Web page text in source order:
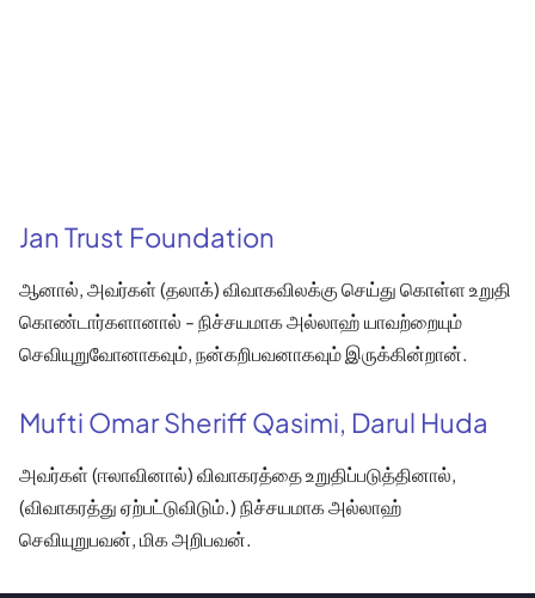
Jan Trust Foundation
ஆனால், அவர்கள் (தலாக்) விவாகவிலக்கு செய்து கொள்ள உறுதி
கொண்டார்களானால் - நிச்சயமாக அல்லாஹ் யாவற்றையும்
செவியுறுவோனாகவும், நன்கறிபவனாகவும் இருக்கின்றான்.
Mufti Omar Sheriff Qasimi, Darul Huda
அவர்கள் (ஈலாவினால்) விவாகரத்தை உறுதிப்படுத்தினால்,
(விவாகரத்து ஏற்பட்டுவிடும்.) நிச்சயமாக அல்லாஹ்
செவியுறுபவன், மிக அறிபவன்.